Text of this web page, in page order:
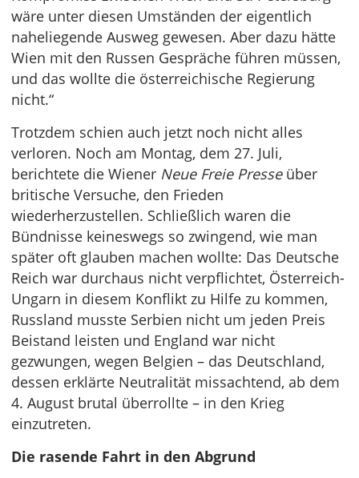
wäre unter diesen Umständen der eigentlich
naheliegende Ausweg gewesen. Aber dazu hätte
Wien mit den Russen Gespräche führen müssen,
und das wollte die österreichische Regierung
nicht.“
Trotzdem schien auch jetzt noch nicht alles
verloren. Noch am Montag, dem 27. Juli,
berichtete die Wiener Neue Freie Presseüber
britische Versuche, den Frieden
wiederherzustellen. Schließlich waren die
Bündnisse keineswegs so zwingend, wie man
später oft glauben machen wollte: Das Deutsche
Reich war durchaus nicht verpflichtet, Österreich-
Ungarn in diesem Konflikt zu Hilfe zu kommen,
Russland musste Serbien nicht um jeden Preis
Beistand leisten und England war nicht
gezwungen, wegen Belgien – das Deutschland,
dessen erklärte Neutralität missachtend, ab dem
4. August brutal überrollte – in den Krieg
einzutreten.
Die rasende Fahrt in den Abgrund